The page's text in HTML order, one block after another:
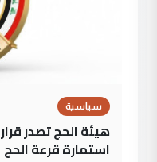
سياسية
هيئة الحج تصدر
استمارة قرعة الحج